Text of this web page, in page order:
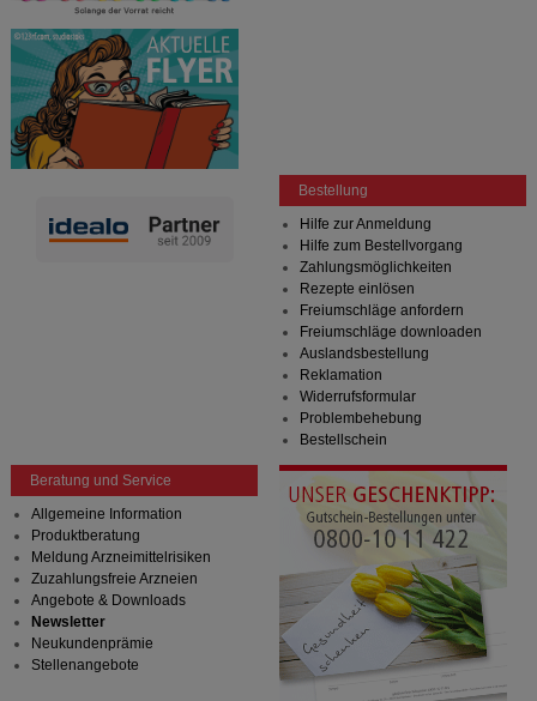
Bestellung
Hilfe zur Anmeldung
Hilfe zum Bestellvorgang
Zahlungsmöglichkeiten
Rezepte einlösen
Freiumschläge anfordern
Freiumschläge downloaden
Auslandsbestellung
Reklamation
Widerrufsformular
Problembehebung
Bestellschein
Beratung und Service
Allgemeine Information
Produktberatung
Meldung Arzneimittelrisiken
Zuzahlungsfreie Arzneien
Angebote & Downloads
Newsletter
Neukundenprämie
Stellenangebote